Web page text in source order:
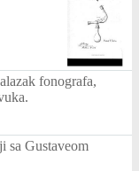
fonografa,
sa Gustaveom